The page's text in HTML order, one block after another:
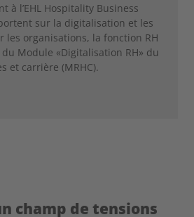
à l’EHL Hospitality Business
sur la digitalisation et les
les organisations, la fonction RH
Module «Digitalisation RH» du
et carrière (MRHC).
champ de tensions